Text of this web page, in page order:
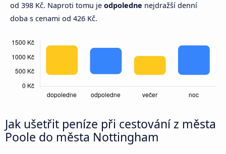
od 398 Kč. Naproti tomu je odpoledne nejdražší denní
doba s cenami od 426 Kč.
Jak ušetřit peníze při cestování z města
Poole do města Nottingham